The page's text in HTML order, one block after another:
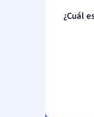
¿Cuál